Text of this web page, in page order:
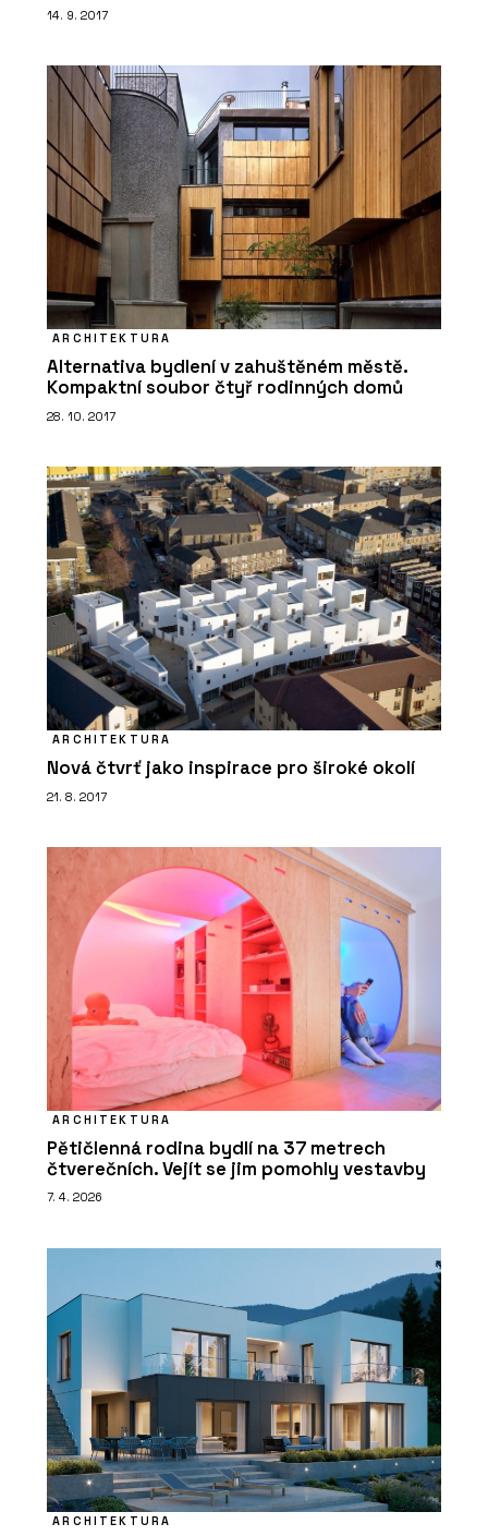
14. 9. 2017
ARCHITEKTURA
Alternativa bydlení v zahuštěném městě.
Kompaktní soubor čtyř rodinných domů
28. 10. 2017
ARCHITEKTURA
Nová čtvrť jako inspirace pro široké okolí
21. 8. 2017
ARCHITEKTURA
Pětičlenná rodina bydlí na 37 metrech
čtverečních. Vejít se jim pomohly vestavby
7. 4. 2026
ARCHITEKTURA